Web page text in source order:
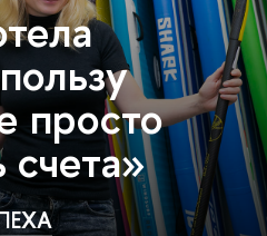
просто
счета»